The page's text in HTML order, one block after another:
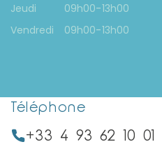
Téléphone
+33 4 93 62 10 01
Jeudi
09h00-13h00
Vendredi
09h00-13h00